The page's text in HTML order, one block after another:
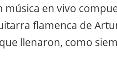
música en vivo
flamenca de
llenaron, como